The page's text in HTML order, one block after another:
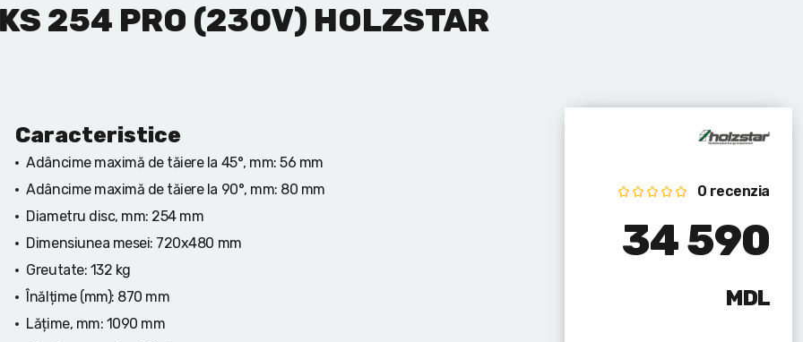
254 PRO (230V) HOLZSTAR
Caracteristice
Adâncime maximă de tăiere la 45°, mm: 56 mm
Adâncime maximă de tăiere la 90°, mm: 80 mm
Diametru disc, mm: 254 mm
Dimensiunea mesei: 720x480 mm
Greutate: 132 kg
Înălțime (mm): 870 mm
Lățime, mm: 1090 mm
0 recenzia
34 590
MDL